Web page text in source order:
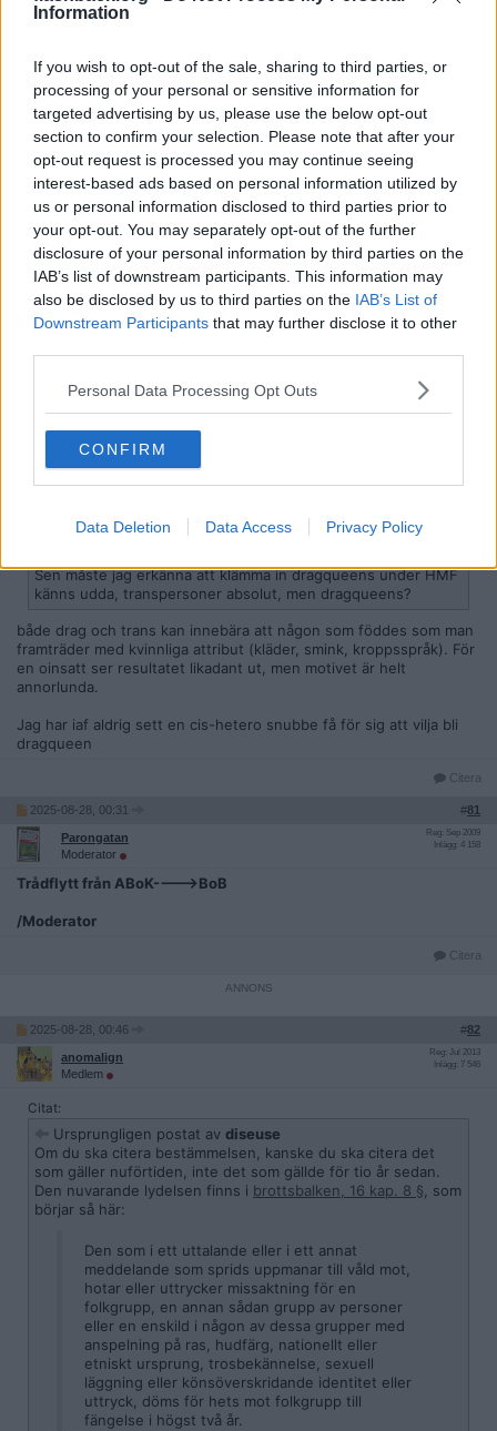
Information
If you wish to opt-out of the sale, sharing to third parties, or
processing of your personal or sensitive information for
targeted advertising by us, please use the below opt-out
section to confirm your selection. Please note that after your
opt-out request is processed you may continue seeing
interest-based ads based on personal information utilized by
us or personal information disclosed to third parties prior to
your opt-out. You may separately opt-out of the further
disclosure of your personal information by third parties on the
IAB’s list of downstream participants. This information may
also be disclosed by us to third parties on the IAB’s List of
Downstream Participants that may further disclose it to other
Personal Data Processing Opt Outs
CONFIRM
Data Deletion Data Access Privacy Policy
ragqueens-for-pedofiler-man-doms
Helt sjukt
Det borde vara en rättighet i ett fritt land att ha sin mening om det
även om det nu kan vara fel. Men att lagföra det och döma den
äldre mannen som gav sig in i diskussionen är helt fel mot det fria
ordet och är inte värdigt ett demokratiskt land.
Det är hög tid att få säga sin mening för annars är vi inte bättre än
ett random kommunist land. Sverige som i sina politiker bröstar sig
för att vara så demokratiska och för det fria ordet! Vi är alltså inte
bättre än de länder vi kritiserar så ivrigt. En skam känner jag å de
Senast redigerad av Truefighter 2025-08-27 kl. 23:30.
2025-08-27, 23:42
Inlägg: 1 088
Sen måste jag erkänna att klämma in dragqueens under HMF
känns udda, transpersoner absolut, men dragqueens?
både drag och trans kan innebära att någon som föddes som man
framträder med kvinnliga attribut (kläder, smink, kroppsspråk). För
en oinsatt ser resultatet likadant ut, men motivet är helt
annorlunda.
Jag har iaf aldrig sett en cis-hetero snubbe få för sig att vilja bli
dragqueen
Citera
2025-08-28, 00:31 #81
Parongatan
Moderator
Reg: Sep 2009
Inlägg: 4 158
Trådflytt från ABoK---->BoB
/Moderator
Citera
2025-08-28, 00:46 #82
anomalign
Medlem
Reg: Jul 2013
Inlägg: 7 546
Citat:
Ursprungligen postat av diseuse
Om du ska citera bestämmelsen, kanske du ska citera det
som gäller nuförtiden, inte det som gällde för tio år sedan.
Den nuvarande lydelsen finns i brottsbalken, 16 kap. 8 § , som
börjar så här:
Den som i ett uttalande eller i ett annat
meddelande som sprids uppmanar till våld mot,
hotar eller uttrycker missaktning för en
folkgrupp, en annan sådan grupp av personer
eller en enskild i någon av dessa grupper med
anspelning på ras, hudfärg, nationellt eller
etniskt ursprung, trosbekännelse, sexuell
läggning eller könsöverskridande identitet eller
uttryck, döms för hets mot folkgrupp till
fängelse i högst två år.